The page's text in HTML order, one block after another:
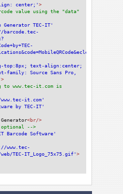
center;'>
value using the "data"
Generator TEC-IT'
top:8px; text-align:center;
family: Source Sans Pro,
>
www.tec-it.com is
it.com'
by TEC-IT'
<br/>
-->
Barcode Software'
www.tec-
TEC-IT_Logo_75x75.gif'>